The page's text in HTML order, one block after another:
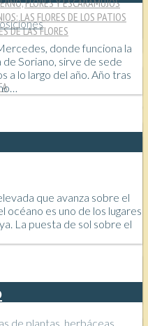
FLORES Y ESCARAMUJOS
LAS FLORES DE LOS PATIOS
DE LAS FLORES
donde funciona la
Soriano, sirve de sede
a lo largo del año. Año tras
que avanza sobre el
océano es uno de los lugares
La puesta de sol sobre el
de plantas, herbáceas